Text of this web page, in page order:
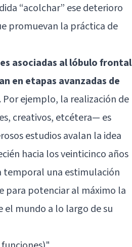
“acolchar” ese deterioro
promuevan la práctica de
asociadas al lóbulo frontal
en etapas avanzadas de
ejemplo, la realización de
creativos, etcétera— es
estudios avalan la idea
hacia los veinticinco años
temporal una estimulación
para potenciar al máximo la
el mundo a lo largo de su